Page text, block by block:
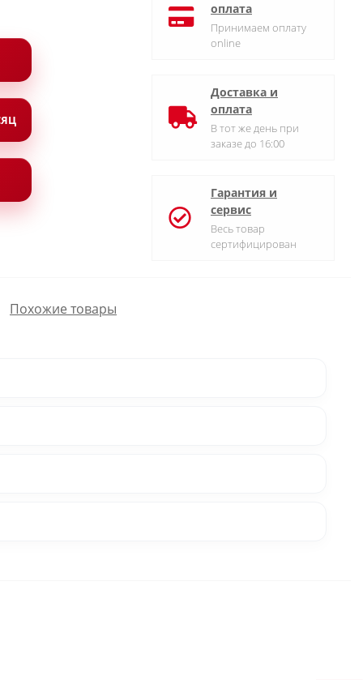
оплата
Принимаем оплату
online
Доставка и
оплата
В тот же день при
заказе до 16:00
Гарантия и
сервис
Весь товар
сертифицирован
Похожие товары